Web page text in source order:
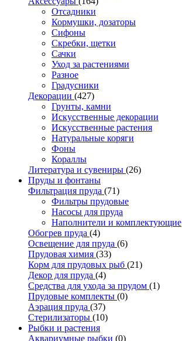
Отсадники
Кормушки, дозаторы
Сифоны
Скребки, щетки
Сачки
Уход за растениями
Разное
Градусники
Декорации (427)
Грунты, камни
Искусственные декорации
Искусственные растения
Натуральные коряги
Фоны
Кораллы
Литература и сувениры (26)
Пруды и фонтаны
Фильтрация пруда (71)
Фильтры прудовые
Насосы для пруда
Наполнители и комплектующие
Обогрев пруда (4)
Освещение для пруда (6)
Прудовая химия (33)
Корм для прудовых рыб (21)
Декор для пруда (4)
Средства для ухода за прудом (1)
Прудовые комплекты (0)
Аэрация пруда (37)
Стерилизаторы (10)
Рыбки и растения
Аквариумные рыбки (0)